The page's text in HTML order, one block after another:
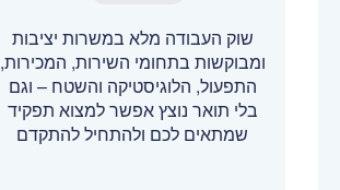
שוק העבודה מלא במשרות יציבות
ומבוקשות בתחומי השירות, המכירות,
התפעול, הלוגיסטיקה והשטח – וגם
בלי תואר נוצץ אפשר למצוא תפקיד
שמתאים לכם ולהתחיל להתקדם